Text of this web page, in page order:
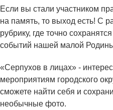
Если вы стали участником
на память, то выход есть! С
рубрику, где точно
событий нашей малой
«Серпухов в лицах» -
мероприятиям городского
сможете найти себя и
необычные фото.